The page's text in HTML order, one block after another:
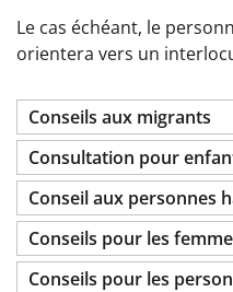
Le cas échéant, le
orientera vers un
Conseils aux migrants
Consultation pour
Conseil aux personnes
Conseils pour les
Conseils pour les